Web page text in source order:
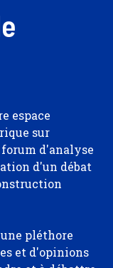
espace
sur
d'analyse
d'un débat
pléthore
et d'opinions